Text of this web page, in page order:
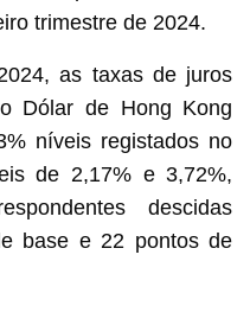
trimestre de 2024.
as taxas de juros
Dólar de Hong Kong
níveis registados no
de 2,17% e 3,72%,
descidas
base e 22 pontos de